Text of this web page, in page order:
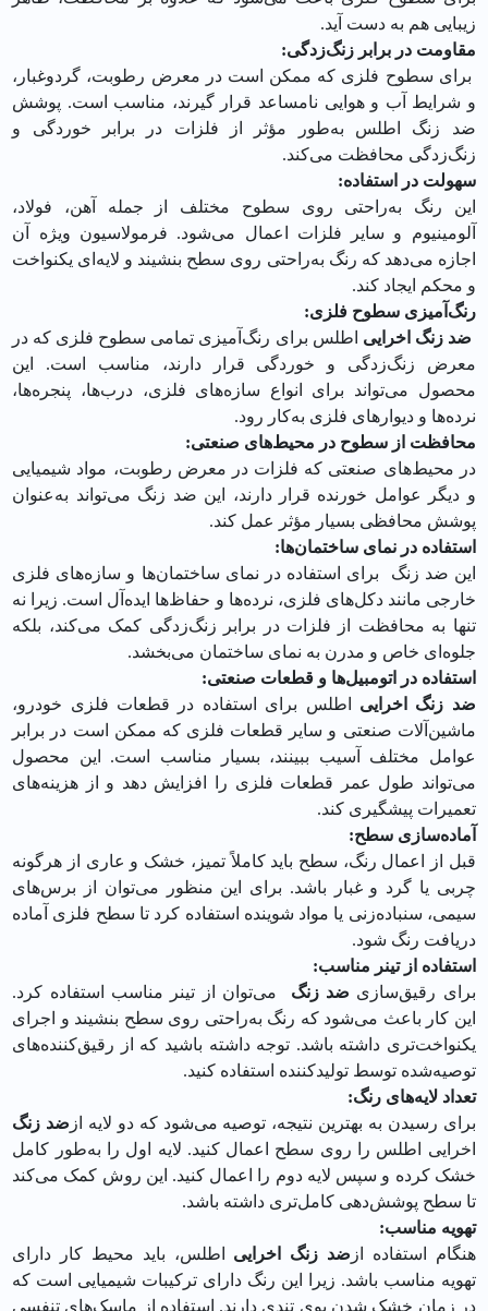
زیبایی هم به دست آید.
مقاومت در برابر زنگ‌زدگی:
برای سطوح فلزی که ممکن است در معرض رطوبت، گردوغبار،
و شرایط آب و هوایی نامساعد قرار گیرند، مناسب است. پوشش
ضد زنگ اطلس به‌طور مؤثر از فلزات در برابر خوردگی و
زنگ‌زدگی محافظت می‌کند.
سهولت در استفاده:
این رنگ به‌راحتی روی سطوح مختلف از جمله آهن، فولاد،
آلومینیوم و سایر فلزات اعمال می‌شود. فرمولاسیون ویژه آن
اجازه می‌دهد که رنگ به‌راحتی روی سطح بنشیند و لایه‌ای یکنواخت
و محکم ایجاد کند.
رنگ‌آمیزی سطوح فلزی:
ضد زنگ اخرایی اطلس برای رنگ‌آمیزی تمامی سطوح فلزی که در
معرض زنگ‌زدگی و خوردگی قرار دارند، مناسب است. این
محصول می‌تواند برای انواع سازه‌های فلزی، درب‌ها، پنجره‌ها،
نرده‌ها و دیوارهای فلزی به‌کار رود.
محافظت از سطوح در محیط‌های صنعتی:
در محیط‌های صنعتی که فلزات در معرض رطوبت، مواد شیمیایی
و دیگر عوامل خورنده قرار دارند، این ضد زنگ می‌تواند به‌عنوان
پوشش محافظی بسیار مؤثر عمل کند.
استفاده در نمای ساختمان‌ها:
این ضد زنگ برای استفاده در نمای ساختمان‌ها و سازه‌های فلزی
خارجی مانند دکل‌های فلزی، نرده‌ها و حفاظ‌ها ایده‌آل است. زیرا نه
تنها به محافظت از فلزات در برابر زنگ‌زدگی کمک می‌کند، بلکه
جلوه‌ای خاص و مدرن به نمای ساختمان می‌بخشد.
استفاده در اتومبیل‌ها و قطعات صنعتی:
ضد زنگ اخرایی اطلس برای استفاده در قطعات فلزی خودرو،
ماشین‌آلات صنعتی و سایر قطعات فلزی که ممکن است در برابر
عوامل مختلف آسیب ببینند، بسیار مناسب است. این محصول
می‌تواند طول عمر قطعات فلزی را افزایش دهد و از هزینه‌های
تعمیرات پیشگیری کند.
آماده‌سازی سطح:
قبل از اعمال رنگ، سطح باید کاملاً تمیز، خشک و عاری از هرگونه
چربی یا گرد و غبار باشد. برای این منظور می‌توان از برس‌های
سیمی، سنباده‌زنی یا مواد شوینده استفاده کرد تا سطح فلزی آماده
دریافت رنگ شود.
استفاده از تینر مناسب:
برای رقیق‌سازی ضد زنگ
می‌توان از تینر مناسب استفاده کرد.
این کار باعث می‌شود که رنگ به‌راحتی روی سطح بنشیند و اجرای
یکنواخت‌تری داشته باشد. توجه داشته باشید که از رقیق‌کننده‌های
توصیه‌شده توسط تولیدکننده استفاده کنید.
تعداد لایه‌های رنگ:
برای رسیدن به بهترین نتیجه، توصیه می‌شود که دو لایه از ضد زنگ
اخرایی اطلس را روی سطح اعمال کنید. لایه اول را به‌طور کامل
خشک کرده و سپس لایه دوم را اعمال کنید. این روش کمک می‌کند
تا سطح پوشش‌دهی کامل‌تری داشته باشد.
تهویه مناسب:
هنگام استفاده از ضد زنگ اخرایی اطلس، باید محیط کار دارای
تهویه مناسب باشد. زیرا این رنگ دارای ترکیبات شیمیایی است که
در زمان خشک شدن بوی تندی دارند. استفاده از ماسک‌های تنفسی